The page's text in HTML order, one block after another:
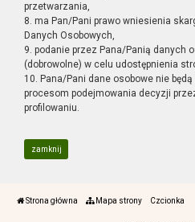
przetwarzania,
8. ma Pan/Pani prawo wniesienia
Danych Osobowych,
9. podanie przez Pana/Panią danych
(dobrowolne) w celu udostępnienia
10. Pana/Pani dane osobowe nie
procesom podejmowania decyzji
profilowaniu.
zamknij
Strona główna Mapa strony Czcionka